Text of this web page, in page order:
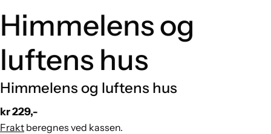
Himmelens og
luftens hus
Himmelens og luftens hus
Vanlig
pris
kr 229,-
Frakt beregnes ved kassen.